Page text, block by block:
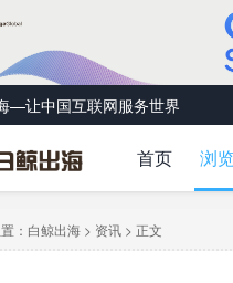
—让中国互联网服务世界
首页 浏
： 白鲸出海 > 资讯 > 正文